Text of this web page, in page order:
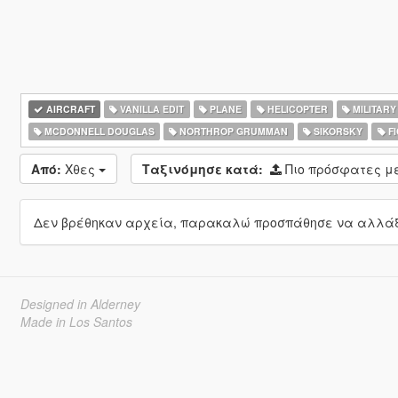
AIRCRAFT VANILLA EDIT PLANE HELICOPTER
MILITARY
MCDONNELL DOUGLAS
NORTHROP GRUMMAN SIKORSKY
Από: Χθες Ταξινόμησε κατά: Πιο πρόσφατες
Δεν βρέθηκαν αρχεία, παρακαλώ προσπάθησε να
Designed in Alderney
Made in Los Santos